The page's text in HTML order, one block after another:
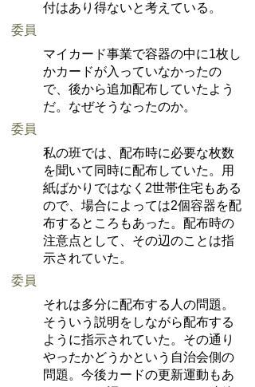
付はあり得ないと考えている。
委員
マイカード事業で容器の中に1枚し
かカードが入っていなかったの
で、後から追加配布していたよう
だ。なぜそうなったのか。
委員
私の班では、配布時に必要な枚数
を聞いて同時に配布していた。用
紙ばかりではなく2世帯住宅もある
ので、場合によっては2個容器を配
布するところもあった。配布時の
注意点として、その辺のことは指
示されていた。
委員
それは多分に配布する人の問題。
そういう説明をしながら配布する
ように指示されていた。その通り
やったかどうかという自治会側の
問題。今後カードの更新運動もあ